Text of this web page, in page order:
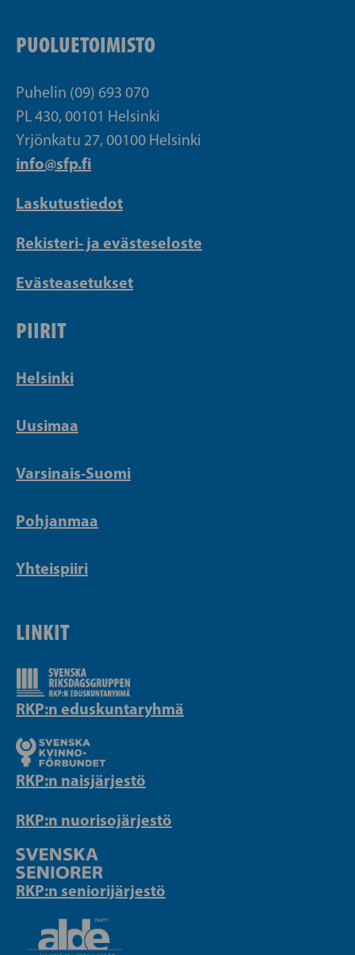
PUOLUETOIMISTO
Puhelin (09) 693 070
PL 430, 00101 Helsinki
Yrjönkatu 27, 00100 Helsinki
info@sfp.fi
Laskutustiedot
Rekisteri- ja evästeseloste
Evästeasetukset
PIIRIT
Helsinki
Uusimaa
Varsinais-Suomi
Pohjanmaa
Yhteispiiri
LINKIT
RKP:n eduskuntaryhmä
RKP:n naisjärjestö
RKP:n nuorisojärjestö
RKP:n seniorijärjestö